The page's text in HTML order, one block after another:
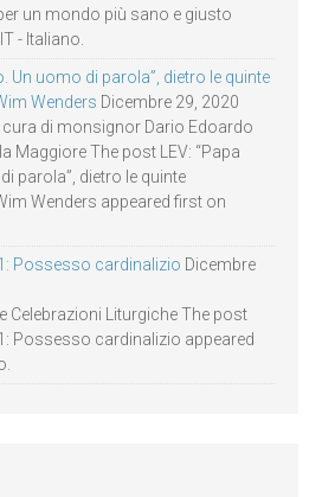
un mondo più sano e giusto
- Italiano.
Un uomo di parola”, dietro le quinte
Wenders Dicembre 29, 2020
di monsignor Dario Edoardo
Maggiore The post LEV: “Papa
parola”, dietro le quinte
Wenders appeared first on
Possesso cardinalizio Dicembre
Celebrazioni Liturgiche The post
Possesso cardinalizio appeared